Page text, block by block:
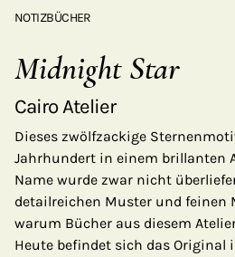
NOTIZBÜCHER
Midnight Star
Cairo Atelier
Dieses zwölfzackige
Jahrhundert in einem brillanten
Name wurde zwar nicht
detailreichen Muster und feinen
warum Bücher aus diesem
Heute befindet sich das Original